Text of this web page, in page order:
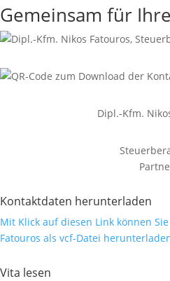
Gemeinsam für
Dipl.-Kfm.
Kontaktdaten herunterladen
Mit Klick auf diesen Link können
Fatouros als vcf-Datei
Vita lesen